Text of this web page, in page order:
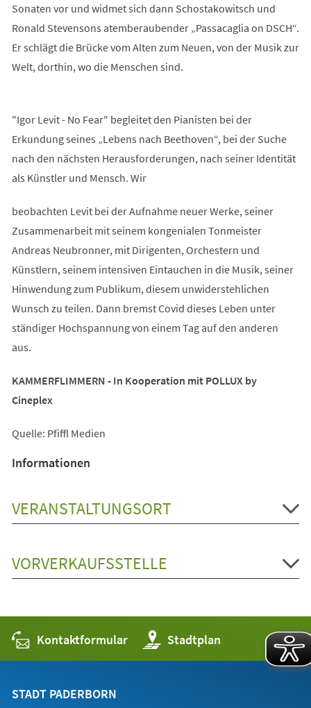
Sonaten vor und widmet sich dann Schostakowitsch und
Ronald Stevensons atemberaubender „Passacaglia on DSCH“.
Er schlägt die Brücke vom Alten zum Neuen, von der Musik zur
Welt, dorthin, wo die Menschen sind.
"Igor Levit - No Fear" begleitet den Pianisten bei der
Erkundung seines „Lebens nach Beethoven“, bei der Suche
nach den nächsten Herausforderungen, nach seiner Identität
als Künstler und Mensch. Wir
beobachten Levit bei der Aufnahme neuer Werke, seiner
Zusammenarbeit mit seinem kongenialen Tonmeister
Andreas Neubronner, mit Dirigenten, Orchestern und
Künstlern, seinem intensiven Eintauchen in die Musik, seiner
Hinwendung zum Publikum, diesem unwiderstehlichen
Wunsch zu teilen. Dann bremst Covid dieses Leben unter
ständiger Hochspannung von einem Tag auf den anderen
aus.
KAMMERFLIMMERN - In Kooperation mit POLLUX by
Cineplex
Quelle: Pfiffl Medien
Informationen
VERANSTALTUNGSORT
VORVERKAUFSSTELLE
Kontaktformular Stadtplan
(Öffnet
in
einem
STADT PADERBORN